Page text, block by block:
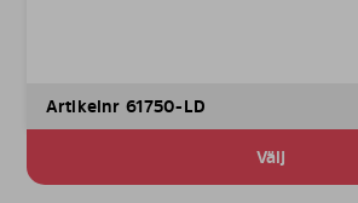
Artikelnr 61750-LD
Välj